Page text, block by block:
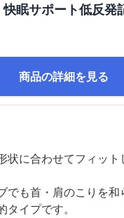
眠サポート低反発
商品の詳細を見る
状に合わせてフィット
でも首・肩のこりを
イプです。